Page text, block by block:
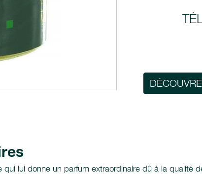
lui donne un parfum extraordinaire dû à la